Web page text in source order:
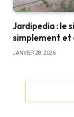
Jardipedia : le
simplement et
JANVIER 28, 2026